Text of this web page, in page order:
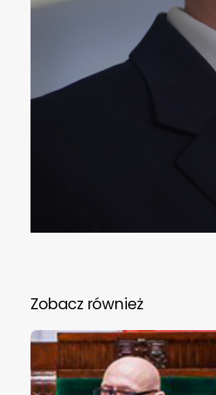
Zobacz również